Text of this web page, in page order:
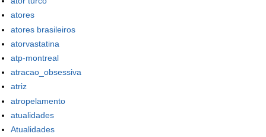
atores
atores brasileiros
atorvastatina
atp-montreal
atracao_obsessiva
atriz
atropelamento
atualidades
Atualidades